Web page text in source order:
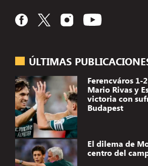
ÚLTIMAS
Ferencváros 1-
Mario Rivas y
victoria con
Budapest
El dilema de
centro del